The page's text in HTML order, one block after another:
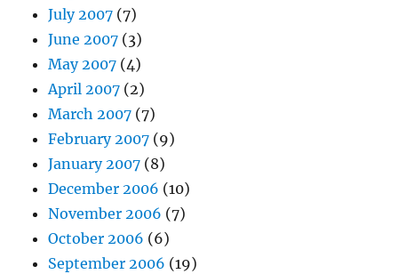
July 2007 (7)
June 2007 (3)
May 2007 (4)
April 2007 (2)
March 2007 (7)
February 2007 (9)
January 2007 (8)
December 2006 (10)
November 2006 (7)
October 2006 (6)
September 2006 (19)